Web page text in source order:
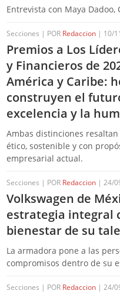
Entrevista con Maya Dadoo,
Secciones | POR Redaccion | 10/
Premios a Los
y Financieros de
América y Caribe:
construyen el
excelencia y la
Ambas distinciones
ético, sostenible y con
empresarial actual.
Secciones | POR Redaccion | 24/
Volkswagen de
estrategia integral
bienestar de su
La armadora pone a las
compromisos dentro de su
Secciones | POR Redaccion | 24/